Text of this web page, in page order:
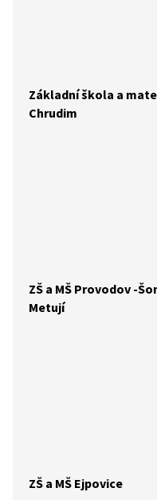
Základní škola a
Chrudim
ZŠ a MŠ Provodov -
Metují
ZŠ a MŠ Ejpovice